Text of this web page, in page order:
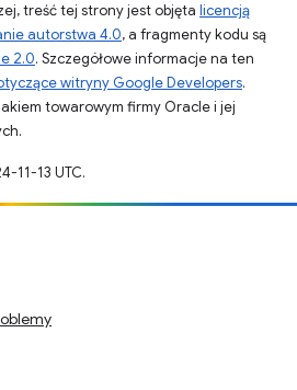
treść tej strony jest objęta licencją
autorstwa 4.0, a fragmenty kodu są
2.0. Szczegółowe informacje na ten
witryny Google Developers.
towarowym firmy Oracle i jej
11-13 UTC.